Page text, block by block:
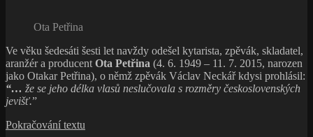
Ota Petřina
Ve věku šedesáti šesti let navždy odešel kytarista, zpěvák, skladatel,
aranžér a producent Ota Petřina (4. 6. 1949 – 11. 7. 2015, narozen
jako Otakar Petřina), o němž zpěvák Václav Neckář kdysi prohlásil:
“… že se jeho délka vlasů neslučovala s rozměry československých
jevišť.”
Pokračování textu